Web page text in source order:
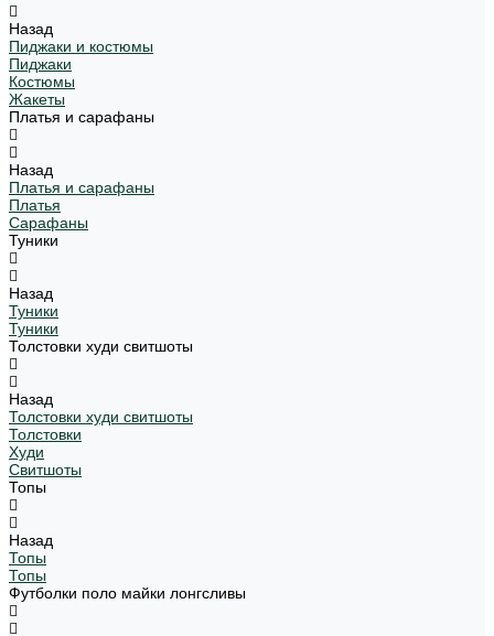
Назад
Пиджаки и костюмы
Пиджаки
Костюмы
Жакеты
Платья и сарафаны
Назад
Платья и сарафаны
Платья
Сарафаны
Туники
Назад
Туники
Туники
Толстовки худи свитшоты
Назад
Толстовки худи свитшоты
Толстовки
Худи
Свитшоты
Топы
Назад
Топы
Топы
Футболки поло майки лонгсливы